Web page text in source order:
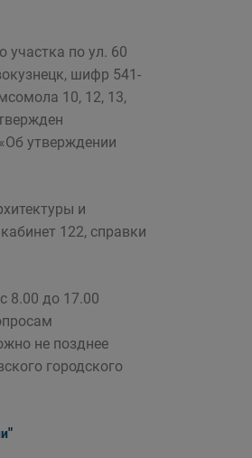
участка по ул. 60
шифр 541-
10, 12, 13,
утверждении
и
122, справки
8.00 до 17.00
не позднее
городского
"